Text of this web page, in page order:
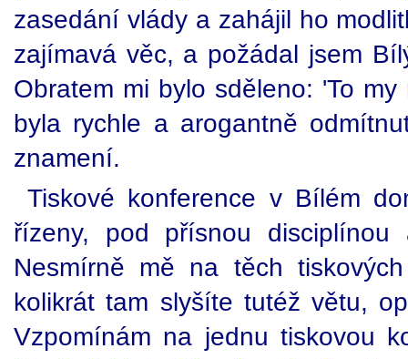
zasedání vlády a zahájil ho
zajímavá věc, a požádal jsem
Obratem mi bylo sděleno: 'To
byla rychle a arogantně
znamení.
Tiskové konference v Bílém
řízeny, pod přísnou
Nesmírně mě na těch
kolikrát tam slyšíte tutéž větu,
Vzpomínám na jednu tiskovou